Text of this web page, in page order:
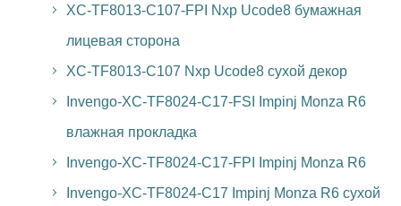
XC-TF8013-C107-FPI Nxp Ucode8 бумажная
лицевая сторона
XC-TF8013-C107 Nxp Ucode8 сухой декор
Invengo-XC-TF8024-C17-FSI Impinj Monza R6
влажная прокладка
Invengo-XC-TF8024-C17-FPI Impinj Monza R6
Invengo-XC-TF8024-C17 Impinj Monza R6 сухой